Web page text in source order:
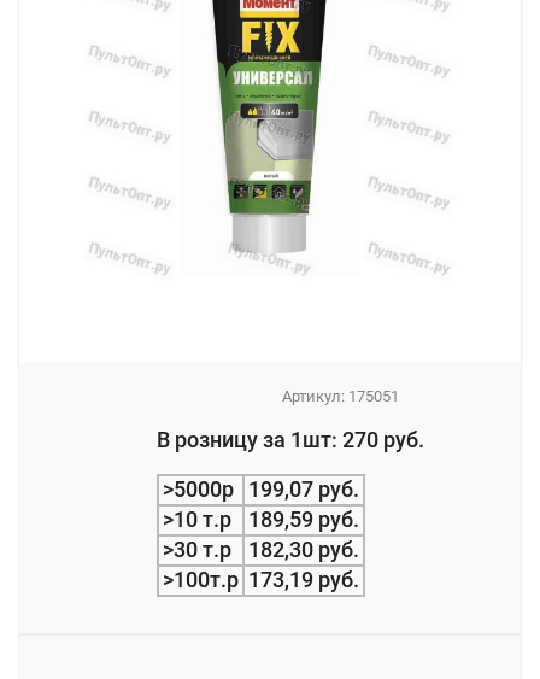
Артикул: 175051
В розницу за 1шт: 270 руб.
>5000р
199,07 руб.
>10 т.р
189,59 руб.
>30 т.р
182,30 руб.
>100т.р 173,19 руб.